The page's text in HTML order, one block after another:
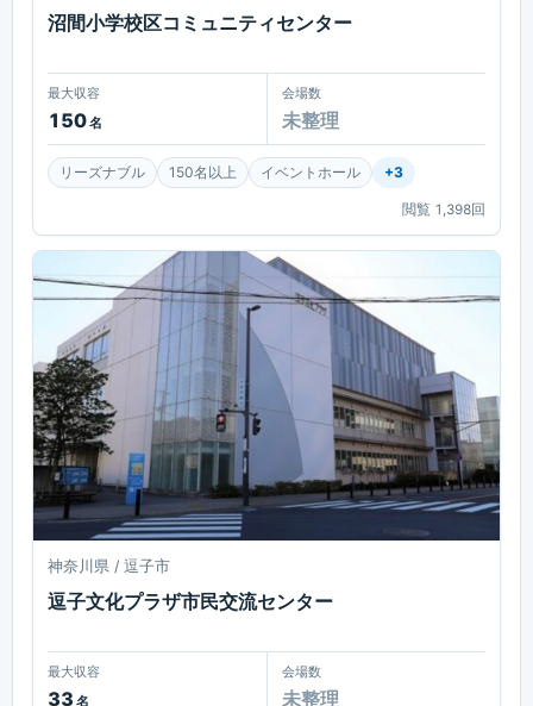
沼間小学校区コミュニティセンター
最大収容
150名
会場数
未整理
リーズナブル 150名以上 イベントホール +3
閲覧 1,398回
神奈川県 / 逗子市
逗子文化プラザ市民交流センター
最大収容
33 名
会場数
未整理